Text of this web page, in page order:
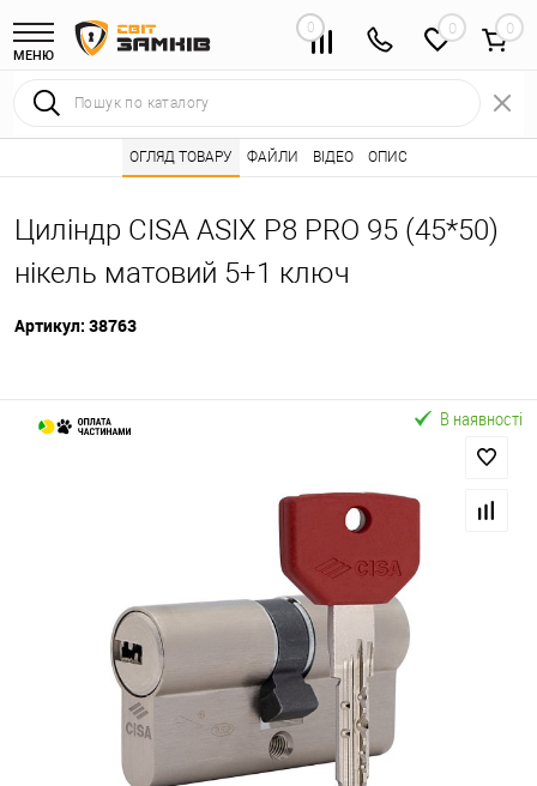
МЕНЮ
0 0
Інтернет магазин замків • Каталог товарів ⭐ • Серцевини
Циліндр CISA ASIX P8 PRO 95 (45*50)
нікель матовий 5+1 ключ
Артикул: 38763
ОГЛЯД ТОВАРУ ФАЙЛИ ВІДЕО ОПИС
В наявності